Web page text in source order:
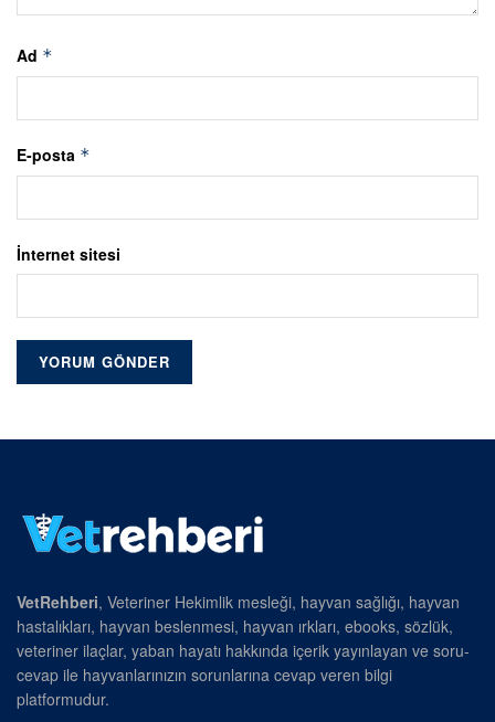
Ad *
E-posta *
İnternet sitesi
VetRehberi, Veteriner Hekimlik mesleği, hayvan sağlığı, hayvan
hastalıkları, hayvan beslenmesi, hayvan ırkları, ebooks, sözlük,
veteriner ilaçlar, yaban hayatı hakkında içerik yayınlayan ve soru-
cevap ile hayvanlarınızın sorunlarına cevap veren bilgi
platformudur.